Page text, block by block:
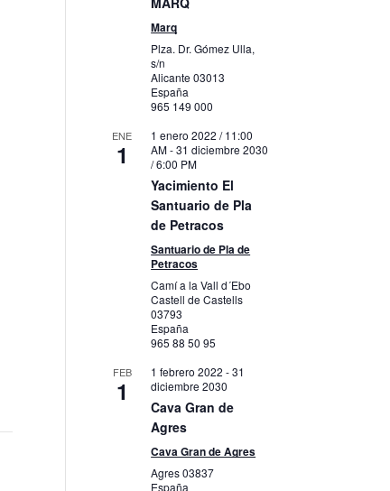
Marq
Plza. Dr. Gómez Ulla,
s/n
Alicante03013
España
965 149 000
ENE
1
1 enero 2022 / 11:00
AM-31 diciembre 2030
/ 6:00 PM
Yacimiento El
Santuario de Pla
de Petracos
Santuario de Pla de
Petracos
Camí a la Vall d´Ebo
Castell de Castells
03793
España
965 88 50 95
FEB
1
1 febrero 2022 -31
diciembre 2030
Cava Gran de
Agres
Cava Gran de Agres
Agres03837
España